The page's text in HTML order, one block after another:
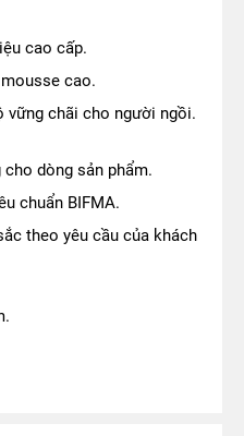
cao cấp.
cao.
vững chãi cho người ngồi.
dòng sản phẩm.
chuẩn BIFMA.
theo yêu cầu của khách